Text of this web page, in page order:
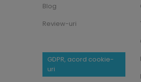
Blog
Review-uri
GDPR, acord cookie-
uri